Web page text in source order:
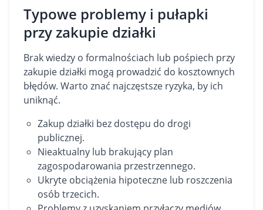
Typowe problemy i pułapki
przy zakupie działki
Brak wiedzy o formalnościach lub pośpiech przy
zakupie działki mogą prowadzić do kosztownych
błędów. Warto znać najczęstsze ryzyka, by ich
uniknąć.
Zakup działki bez dostępu do drogi
publicznej.
Nieaktualny lub brakujący plan
zagospodarowania przestrzennego.
Ukryte obciążenia hipoteczne lub roszczenia
osób trzecich.